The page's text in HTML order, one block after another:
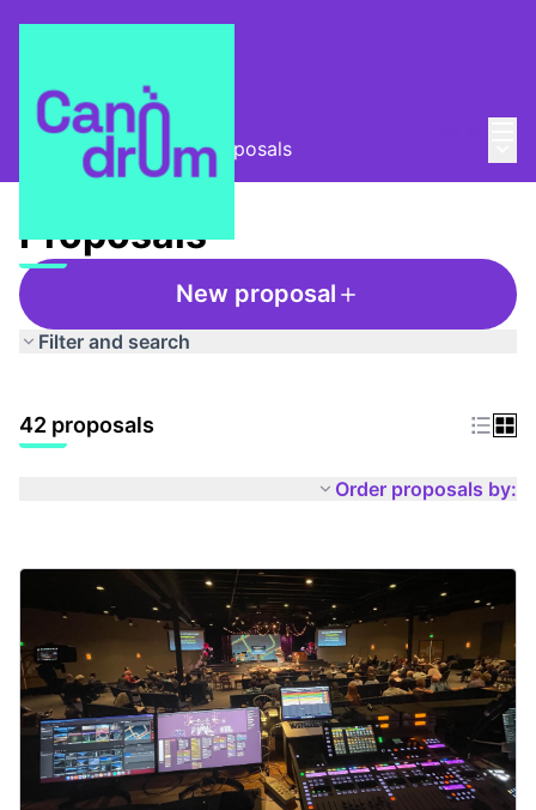
Taula Comunitària / Proposals
Proposals
New proposal
Filter and search
42 proposals
Order proposals by: